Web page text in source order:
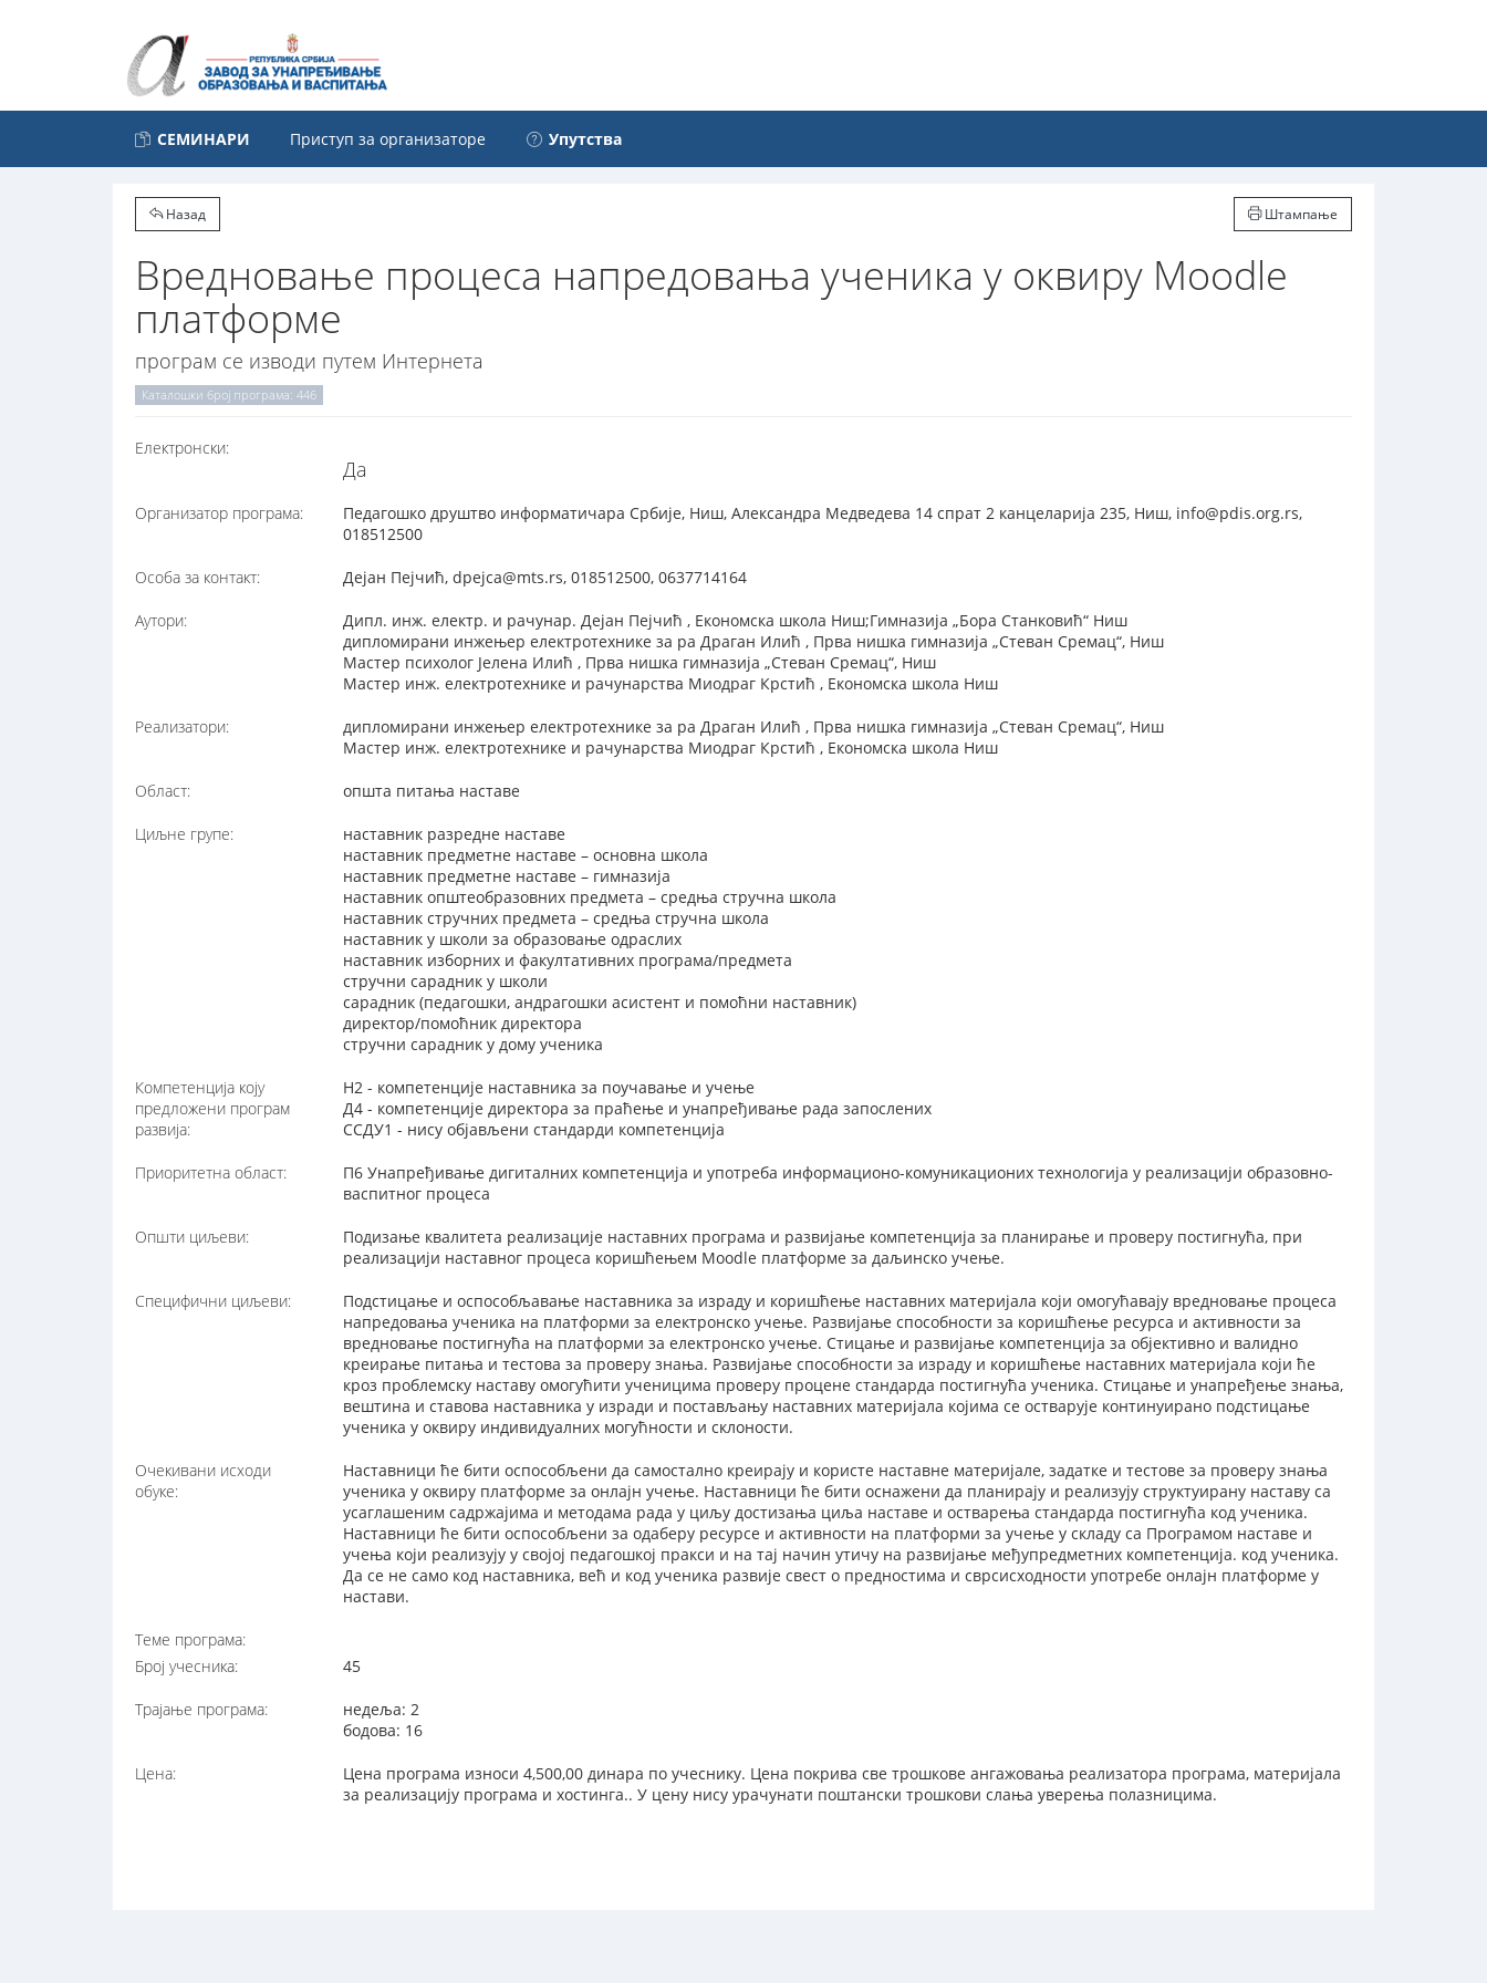
СЕМИНАРИ Приступ за организаторе Упутства
Назад Штампање
Вредновање процеса напредовања ученика у оквиру Moodle
платформе
програм се изводи путем Интернета
Каталошки број програма: 446
Електронски:
Да
Организатор програма:
Педагошко друштво информатичара Србије, Ниш, Александра Медведева 14 спрат 2 канцеларија 235, Ниш, info@pdis.org.rs,
018512500
Особа за контакт: Дејан Пејчић, dpejca@mts.rs, 018512500, 0637714164
Аутори:
Дипл. инж. електр. и рачунар. Дејан Пејчић , Економска школа Ниш;Гимназија „Бора Станковић“ Ниш
дипломирани инжењер електротехнике за ра Драган Илић , Прва нишка гимназија „Стеван Сремац“, Ниш
Мастер психолог Јелена Илић , Прва нишка гимназија „Стеван Сремац“, Ниш
Мастер инж. електротехнике и рачунарства Миодраг Крстић , Економска школа Ниш
Реализатори:
дипломирани инжењер електротехнике за ра Драган Илић , Прва нишка гимназија „Стеван Сремац“, Ниш
Мастер инж. електротехнике и рачунарства Миодраг Крстић , Економска школа Ниш
Област: општа питања наставе
Циљне групе:
наставник разредне наставе
наставник предметне наставе – основна школа
наставник предметне наставе – гимназија
наставник општеобразовних предмета – средња стручна школа
наставник стручних предмета – средња стручна школа
наставник у школи за образовање одраслих
наставник изборних и факултативних програма/предмета
стручни сарадник у школи
сарадник (педагошки, андрагошки асистент и помоћни наставник)
директор/помоћник директора
стручни сарадник у дому ученика
Компетенција коју
предложени програм
развија:
Н2 - компетенције наставника за поучавање и учење
Д4 - компетенције директора за праћење и унапређивање рада запослених
ССДУ1 - нису објављени стандарди компетенција
Приоритетна област:
П6 Унапређивање дигиталних компетенција и употреба информационо-комуникационих технологија у реализацији образовно-
васпитног процеса
Општи циљеви:
Подизање квалитета реализације наставних програма и развијање компетенција за планирање и проверу постигнућа, при
реализацији наставног процеса коришћењем Moodle платформе за даљинско учење.
Специфични циљеви:
Подстицање и оспособљавање наставника за израду и коришћење наставних материјала који омогућавају вредновање процеса
напредовања ученика на платформи за електронско учење. Развијање способности за коришћење ресурса и активности за
вредновање постигнућа на платформи за електронско учење. Стицање и развијање компетенција за објективно и валидно
креирање питања и тестова за проверу знања. Развијање способности за израду и коришћење наставних материјала који ће
кроз проблемску наставу омогућити ученицима проверу процене стандарда постигнућа ученика. Стицање и унапређење знања,
вештина и ставова наставника у изради и постављању наставних материјала којима се остварује континуирано подстицање
ученика у оквиру индивидуалних могућности и склоности.
Очекивани исходи
обуке:
Наставници ће бити оспособљени да самостално креирају и користе наставне материјале, задатке и тестове за проверу знања
ученика у оквиру платформе за онлајн учење. Наставници ће бити оснажени да планирају и реализују структуирану наставу са
усаглашеним садржајима и методама рада у циљу достизања циља наставе и остварења стандарда постигнућа код ученика.
Наставници ће бити оспособљени за одаберу ресурсе и активности на платформи за учење у складу са Програмом наставе и
учења који реализују у својој педагошкој пракси и на тај начин утичу на развијање међупредметних компетенција. код ученика.
Да се не само код наставника, већ и код ученика развије свест о предностима и сврсисходности употребе онлајн платформе у
настави.
Теме програма:
Број учесника:
45
Трајање програма:
недеља: 2
бодова: 16
Цена:
Цена програма износи 4,500,00 динара по учеснику. Цена покрива све трошкове ангажовања реализатора програма, материјала
за реализацију програма и хостинга.. У цену нису урачунати поштански трошкови слања уверења полазницима.